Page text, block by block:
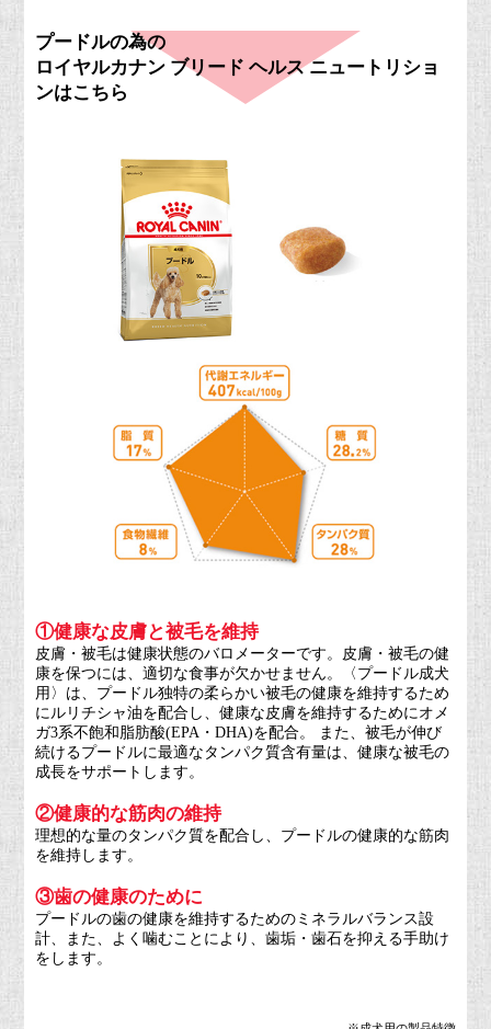
プードルの為の
ロイヤルカナン ブリード ヘルス ニュートリショ
ンはこちら
①健康な皮膚と被毛を維持
皮膚・被毛は健康状態のバロメーターです。皮膚・被毛の健
康を保つには、適切な食事が欠かせません。〈プードル成犬
用〉は、プードル独特の柔らかい被毛の健康を維持するため
にルリチシャ油を配合し、健康な皮膚を維持するためにオメ
ガ3系不飽和脂肪酸(EPA・DHA)を配合。 また、被毛が伸び
続けるプードルに最適なタンパク質含有量は、健康な被毛の
成長をサポートします。
②健康的な筋肉の維持
理想的な量のタンパク質を配合し、プードルの健康的な筋肉
を維持します。
③歯の健康のために
プードルの歯の健康を維持するためのミネラルバランス設
計、また、よく噛むことにより、歯垢・歯石を抑える手助け
をします。